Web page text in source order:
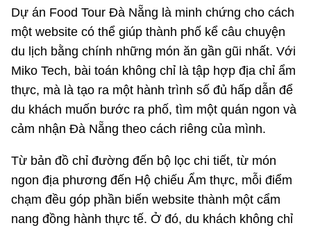
Dự án Food Tour Đà Nẵng là minh chứng cho cách
một website có thể giúp thành phố kể câu chuyện
du lịch bằng chính những món ăn gần gũi nhất. Với
Miko Tech, bài toán không chỉ là tập hợp địa chỉ ẩm
thực, mà là tạo ra một hành trình số đủ hấp dẫn để
du khách muốn bước ra phố, tìm một quán ngon và
cảm nhận Đà Nẵng theo cách riêng của mình.
Từ bản đồ chỉ đường đến bộ lọc chi tiết, từ món
ngon địa phương đến Hộ chiếu Ẩm thực, mỗi điểm
chạm đều góp phần biến website thành một cẩm
nang đồng hành thực tế. Ở đó, du khách không chỉ